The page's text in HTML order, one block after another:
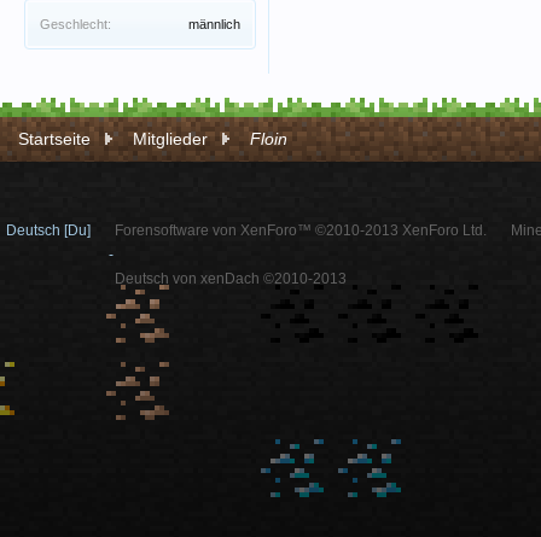
Geschlecht: männlich
Startseite Mitglieder Floin
Deutsch [Du]
Forensoftware von XenForo™ ©2010-2013 XenForo Ltd.
-
Deutsch von xenDach ©2010-2013